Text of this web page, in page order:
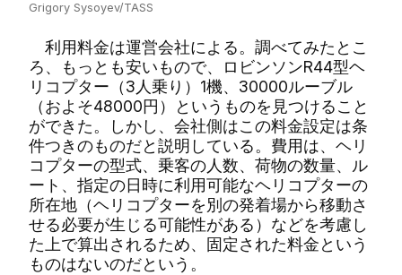
Grigory Sysoyev/TASS
利用料金は運営会社による。調べてみたとこ
ろ、もっとも安いもので、ロビンソンR44型ヘ
リコプター（3人乗り）1機、30000ルーブル
（およそ48000円）というものを見つけること
ができた。しかし、会社側はこの料金設定は条
件つきのものだと説明している。費用は、ヘリ
コプターの型式、乗客の人数、荷物の数量、ル
ート、指定の日時に利用可能なヘリコプターの
所在地（ヘリコプターを別の発着場から移動さ
せる必要が生じる可能性がある）などを考慮し
た上で算出されるため、固定された料金という
ものはないのだという。